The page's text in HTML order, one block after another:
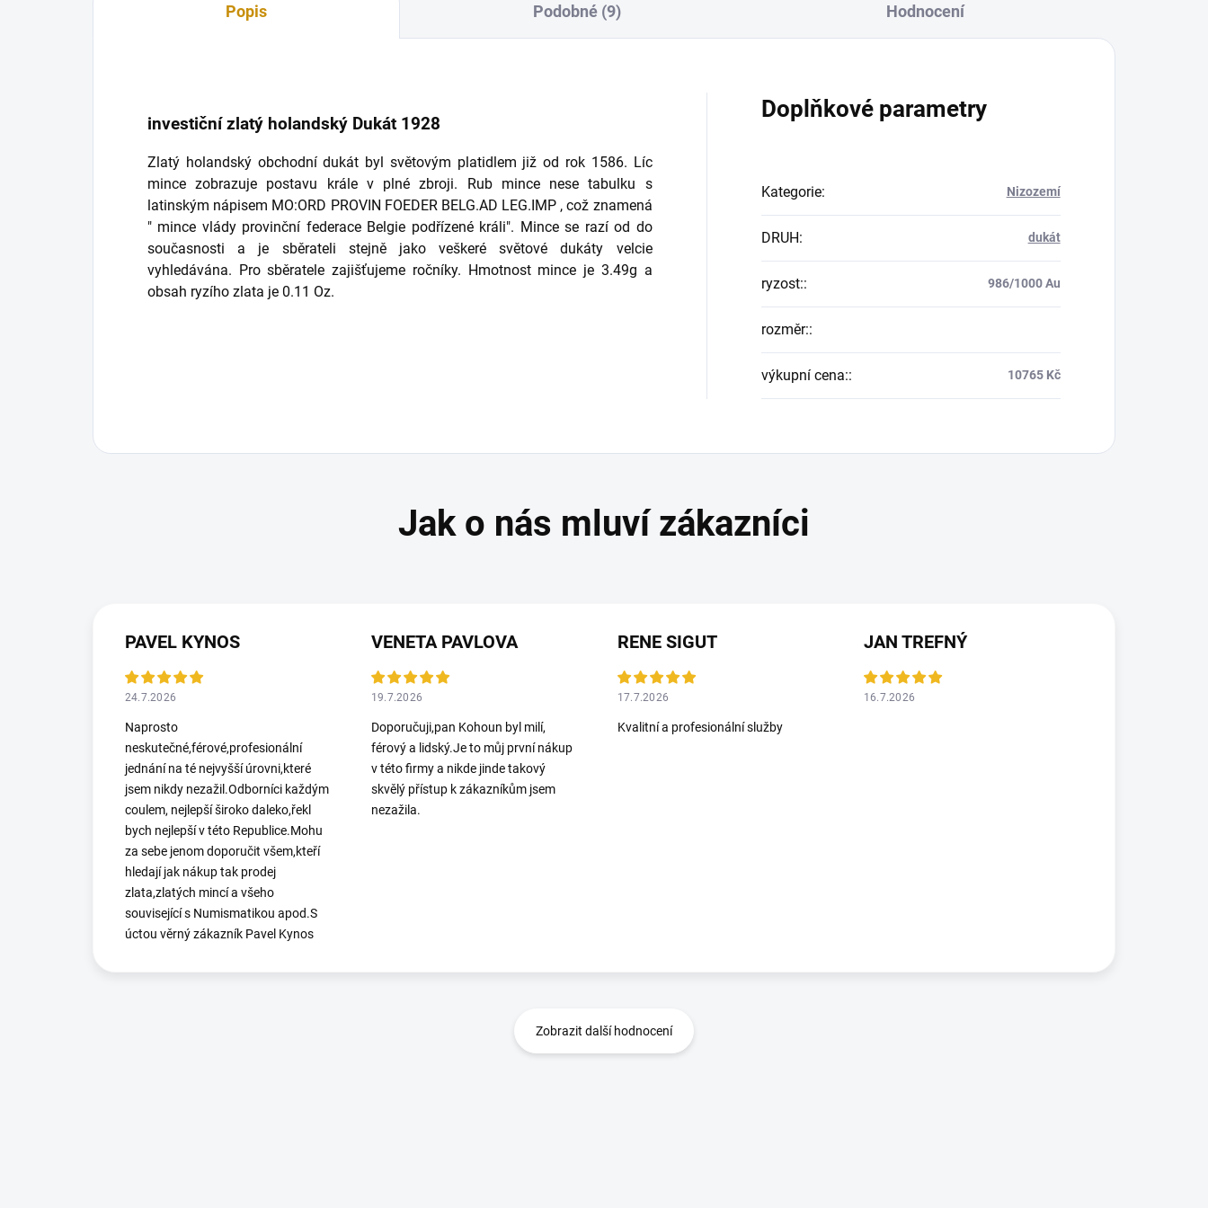
Popis Podobné (9) Hodnocení
investiční zlatý holandský Dukát 1928
Zlatý holandský obchodní dukát byl světovým platidlem již od rok 1586. Líc
mince zobrazuje postavu krále v plné zbroji. Rub mince nese tabulku s
latinským nápisem MO:ORD PROVIN FOEDER BELG.AD LEG.IMP , což znamená
" mince vlády provinční federace Belgie podřízené králi". Mince se razí od do
současnosti a je sběrateli stejně jako veškeré světové dukáty velcie
vyhledávána. Pro sběratele zajišťujeme ročníky. Hmotnost mince je 3.49g a
obsah ryzího zlata je 0.11 Oz.
Doplňkové parametry
Kategorie: Nizozemí
DRUH: dukát
ryzost:: 986/1000 Au
rozměr::
výkupní cena:: 10765 Kč
PAVEL KYNOS
24.7.2026
Naprosto
neskutečné,férové,profesionální
jednání na té nejvyšší úrovni,které
jsem nikdy nezažil.Odborníci každým
coulem, nejlepší široko daleko,řekl
bych nejlepší v této Republice.Mohu
za sebe jenom doporučit všem,kteří
hledají jak nákup tak prodej
zlata,zlatých mincí a všeho
související s Numismatikou apod.S
úctou věrný zákazník Pavel Kynos
VENETA PAVLOVA
19.7.2026
Doporučuji,pan Kohoun byl milí,
férový a lidský.Je to můj první nákup
v této firmy a nikde jinde takový
skvělý přístup k zákazníkům jsem
nezažila.
RENE SIGUT
17.7.2026
Kvalitní a profesionální služby
JAN TREFNÝ
16.7.2026
Zobrazit další hodnocení